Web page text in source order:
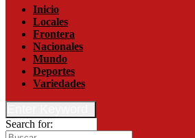
Inicio
Locales
Frontera
Nacionales
Mundo
Deportes
Variedades
Search for: